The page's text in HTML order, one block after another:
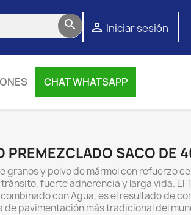
  Iniciar sesión
CHAT WHATSAPP
PREMEZCLADO SACO DE
granos y polvo de mármol con refuerzo
fuerte adherencia y larga vida. El
con Agua, es el resultado de
de pavimentación más tradicional del